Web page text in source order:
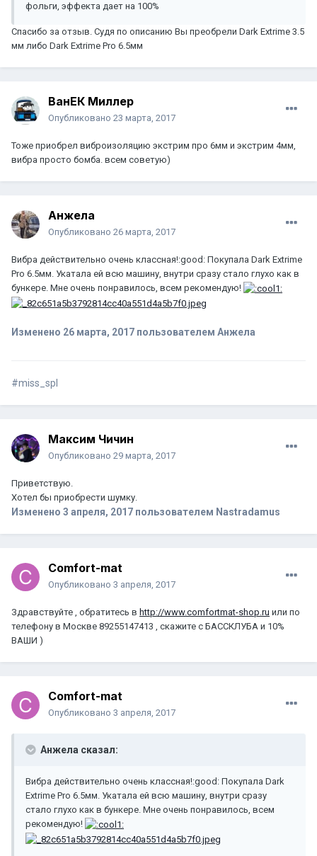
фольги, эффекта дает на 100%
Спасибо за отзыв. Судя по описанию Вы преобрели Dark Extrime 3.5
мм либо Dark Extrime Pro 6.5мм
ВанЕК Миллер
Опубликовано 23 марта, 2017
Тоже приобрел виброизоляцию экстрим про 6мм и экстрим 4мм,
вибра просто бомба. всем советую)
Анжела
Опубликовано 26 марта, 2017
Вибра действительно очень классная!:good: Покупала Dark Extrime
Pro 6.5мм. Укатала ей всю машину, внутри сразу стало глухо как в
бункере. Мне очень понравилось, всем рекомендую!
Изменено 26 марта, 2017 пользователем Анжела
#miss_spl
Максим Чичин
Опубликовано 29 марта, 2017
Приветствую.
Хотел бы приобрести шумку.
Изменено 3 апреля, 2017 пользователем Nastradamus
Comfort-mat
Опубликовано 3 апреля, 2017
Здравствуйте , обратитесь в http://www.comfortmat-shop.ru или по
телефону в Москве 89255147413 , скажите с БАССКЛУБА и 10%
ВАШИ )
Comfort-mat
Опубликовано 3 апреля, 2017
Анжела сказал:
Вибра действительно очень классная!:good: Покупала Dark
Extrime Pro 6.5мм. Укатала ей всю машину, внутри сразу
стало глухо как в бункере. Мне очень понравилось, всем
рекомендую!